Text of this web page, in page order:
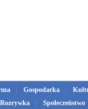
Gospodarka
Rozrywka Społeczeństwo